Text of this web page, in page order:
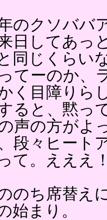
のクソババ
日してあっ
同じくらい
てーのか、
く目障りら
ると、黙っ
声の方がよ
段々ヒート
て。えええ
のち席替え
始まり。